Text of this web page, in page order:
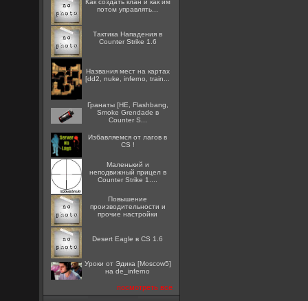
Как создать клан и как им
потом управлять...
Тактика Нападения в
Counter Strike 1.6
Названия мест на картах
[dd2, nuke, inferno, train...
Гранаты [HE, Flashbang,
Smoke Grendade в
Counter S...
Избавляемся от лагов в
CS !
Маленький и
неподвижный прицел в
Counter Strike 1....
Повышение
производительности и
прочие настройки
Desert Eagle в CS 1.6
Уроки от Эдика [Moscow5]
на de_inferno
посмотреть все